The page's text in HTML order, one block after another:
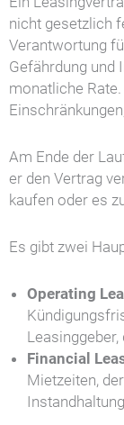
nicht gesetzlich
Verantwortung
Gefährdung und
monatliche
Am Ende der
er den Vertrag
kaufen oder es
Es gibt zwei
Operating
Financial
Mietzeiten,